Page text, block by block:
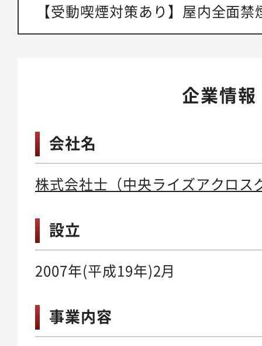
【受動喫煙対策あり】屋内全面禁
企業情報
会社名
株式会社士（中央ライズアクロス
設立
2007年(平成19年)2月
事業内容